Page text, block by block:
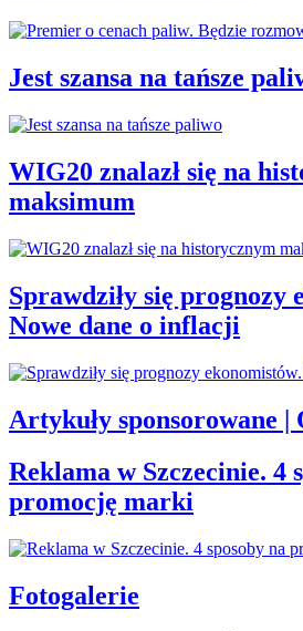
Jest szansa na tańsze
WIG20 znalazł się na
maksimum
Sprawdziły się prognozy
Nowe dane o inflacji
Artykuły sponsorowane |
Reklama w Szczecinie. 4
promocję marki
Fotogalerie